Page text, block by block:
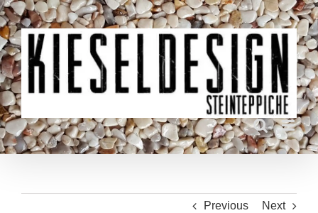
Skip
to
content
Previous Next